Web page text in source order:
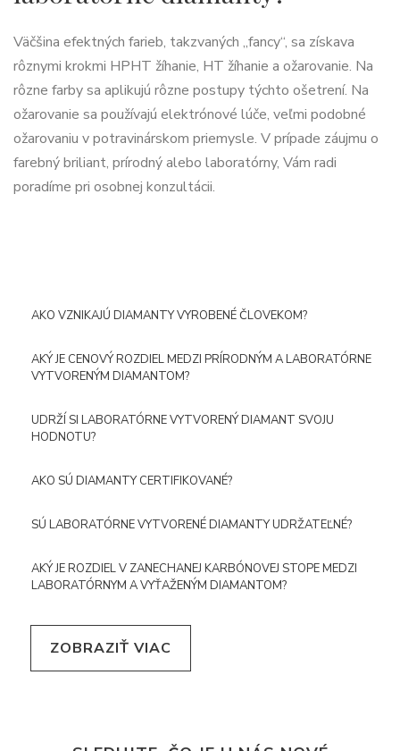
AKO VZNIKAJÚ DIAMANTY VYROBENÉ ČLOVEKOM?
AKÝ JE CENOVÝ ROZDIEL MEDZI PRÍRODNÝM A LABORATÓRNE
VYTVORENÝM DIAMANTOM?
UDRŽÍ SI LABORATÓRNE VYTVORENÝ DIAMANT SVOJU
HODNOTU?
AKO SÚ DIAMANTY CERTIFIKOVANÉ?
SÚ LABORATÓRNE VYTVORENÉ DIAMANTY UDRŽATEĽNÉ?
AKÝ JE ROZDIEL V ZANECHANEJ KARBÓNOVEJ STOPE MEDZI
LABORATÓRNYM A VYŤAŽENÝM DIAMANTOM?
ZOBRAZIŤ VIAC
Väčšina efektných farieb, takzvaných „fancy“, sa získava
rôznymi krokmi HPHT žíhanie, HT žíhanie a ožarovanie. Na
rôzne farby sa aplikujú rôzne postupy týchto ošetrení. Na
ožarovanie sa používajú elektrónové lúče, veľmi podobné
ožarovaniu v potravinárskom priemysle. V prípade záujmu o
farebný briliant, prírodný alebo laboratórny, Vám radi
poradíme pri osobnej konzultácii.